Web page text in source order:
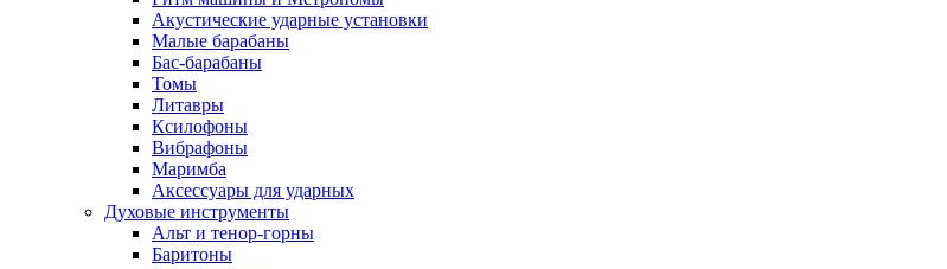
Акустические ударные установки
Малые барабаны
Бас-барабаны
Томы
Литавры
Ксилофоны
Вибрафоны
Маримба
Аксессуары для ударных
Духовые инструменты
Альт и тенор-горны
Баритоны